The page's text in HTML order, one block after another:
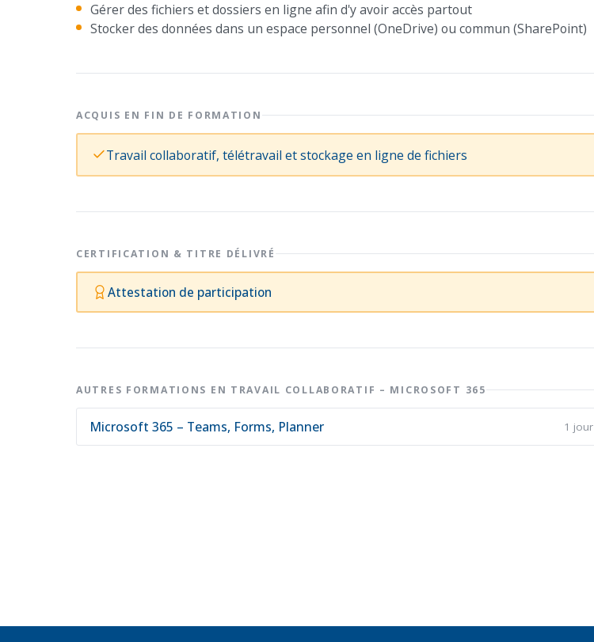
Gérer des fichiers et dossiers en ligne afin d'y avoir accès partout
Stocker des données dans un espace personnel (OneDrive) ou commun (SharePoint)
ACQUIS EN FIN DE FORMATION
Travail collaboratif, télétravail et stockage en ligne de fichiers
CERTIFICATION & TITRE DÉLIVRÉ
Attestation de participation
AUTRES FORMATIONS EN TRAVAIL COLLABORATIF – MICROSOFT 365
Microsoft 365 – Teams, Forms, Planner 1 jour